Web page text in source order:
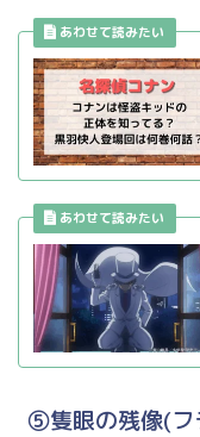
⑤隻眼の残像(フ